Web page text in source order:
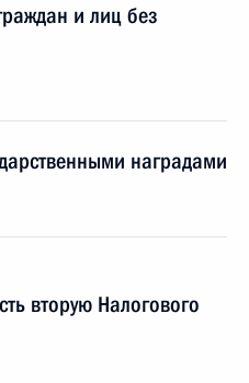
и лиц без
наградами
вторую Налогового